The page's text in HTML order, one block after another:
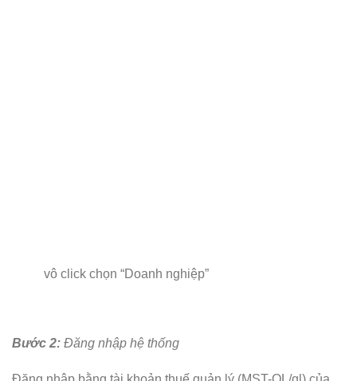
vô click chọn “Doanh nghiệp”
Bước 2: Đăng nhập hệ thống